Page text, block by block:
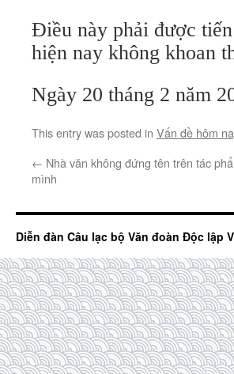
Điều này phải được
hiện nay không khoan
Ngày 20 tháng 2 năm
This entry was posted in Vấn đề hôm
← Nhà văn không đứng tên trên tác
mình
Diễn đàn Câu lạc bộ Văn đoàn Độc lập